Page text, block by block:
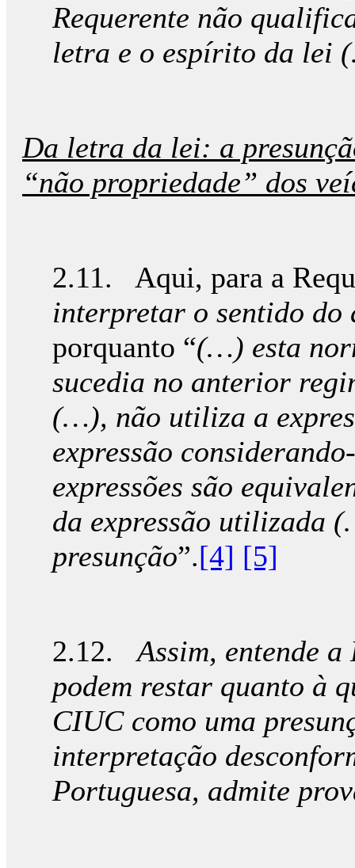
Requerente não
letra e o espírito da lei
Da letra da lei: a
“não propriedade” dos
2.11. Aqui, para a
interpretar o sentido
porquanto “(…) esta
sucedia no anterior
(…), não utiliza a
expressão
expressões são
da expressão utilizada
presunção”.[4] [5]
2.12.Assim, entende
podem restar quanto à
CIUC como uma
interpretação
Portuguesa, admite